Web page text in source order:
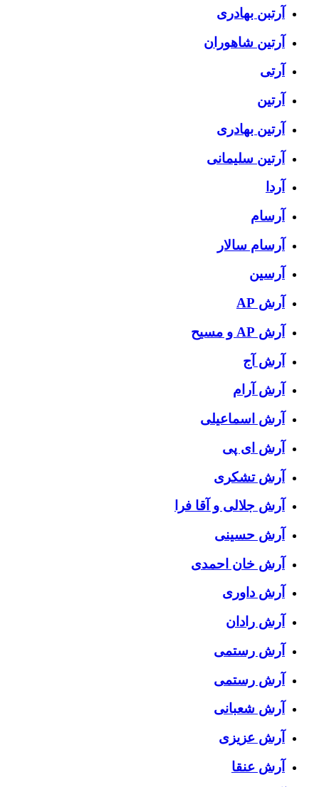
آرتبن بهادری
آرتين شاهوران
آرتی
آرتین
آرتین بهادری
آرتین سلیمانی
آردا
آرسام
آرسام سالار
آرسین
آرش AP
آرش AP و مسیح
آرش آج
آرش آرام
آرش اسماعیلی
آرش ای پی
آرش تشکری
آرش جلالی و آقا فرا
آرش حسینی
آرش خان احمدی
آرش داوری
آرش رادان
آرش رستمى
آرش رستمی
آرش شعبانی
آرش عزیزی
آرش عنقا